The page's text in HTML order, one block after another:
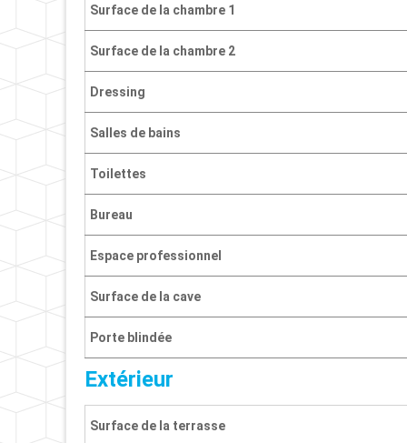
Surface de la chambre 1
Surface de la chambre 2
Dressing
Salles de bains
Toilettes
Bureau
Espace professionnel
Surface de la cave
Porte blindée
Extérieur
Surface de la terrasse